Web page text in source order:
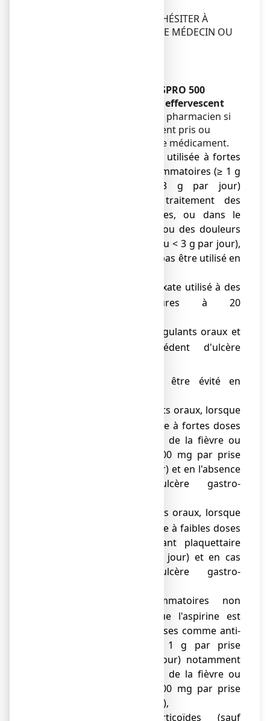
EN CAS DE DOUTE, NE PAS HÉSITER À
DEMANDER L'AVIS DE VOTRE MÉDECIN OU
Autres médicaments et ASPRO 500
EFFERVESCENT, comprimé effervescent
Informez votre médecin ou pharmacien si
vous prenez, avez récemment pris ou
pourriez prendre tout autre médicament.
● Lorsque l'aspirine est utilisée à fortes
doses comme anti-inflammatoires (≥ 1 g
par prise et/ou ≥ 3 g par jour)
notamment dans le traitement des
affections rhumatismales, ou dans le
traitement de la fièvre ou des douleurs
(≥ 500 mg par prise et/ou < 3 g par jour),
ce médicament ne doit pas être utilisé en
avec le méthotrexate utilisé à des
doses supérieures à 20
avec des anticoagulants oraux et
en cas d'antécédent d'ulcère
● Ce médicament doit être évité en
des anticoagulants oraux, lorsque
l'aspirine est utilisée à fortes doses
dans le traitement de la fièvre ou
des douleurs (≥ 500 mg par prise
et/ou < 3 g par jour) et en l'absence
d'antécédent d'ulcère gastro-
les anticoagulants oraux, lorsque
l'aspirine est utilisée à faibles doses
comme antiagrégant plaquettaire
(50 à 375 mg par jour) et en cas
d'antécédent d'ulcère gastro-
les anti-inflammatoires non
stéroïdiens, lorsque l'aspirine est
utilisée à fortes doses comme anti-
inflammatoires (≥ 1 g par prise
et/ou ≥ 3 g par jour) notamment
dans le traitement de la fièvre ou
des douleurs (≥ 500 mg par prise
et/ou < 3 g par jour),
les glucocorticoïdes (sauf